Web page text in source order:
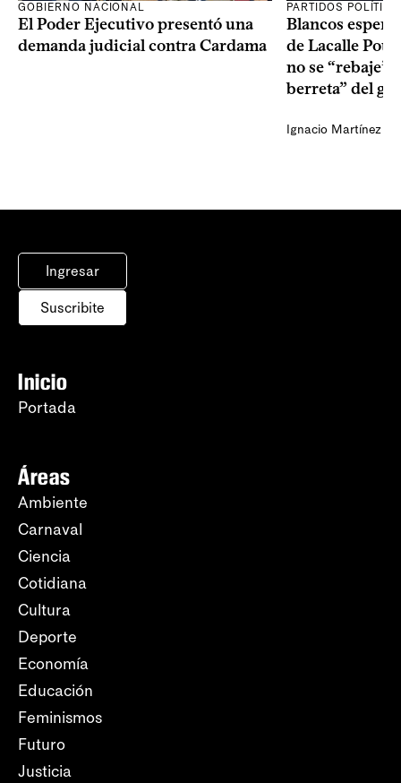
GOBIERNO NACIONAL
El Poder Ejecutivo presentó una
demanda judicial contra Cardama
PARTIDOS
Blancos
de Lacalle Pou
no se “rebaje”
berreta” del
Ignacio Martínez
Ingresar
Suscribite
Inicio
Portada
Áreas
Ambiente
Carnaval
Ciencia
Cotidiana
Cultura
Deporte
Economía
Educación
Feminismos
Futuro
Justicia